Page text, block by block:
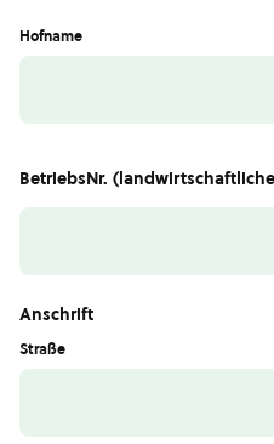
Hofname
BetriebsNr.
Anschrift
Straße